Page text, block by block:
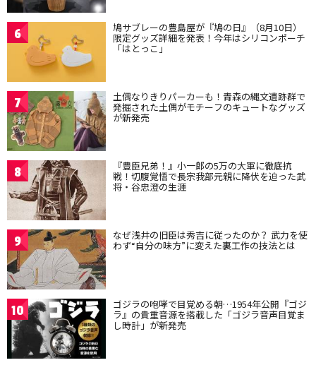
6 鳩サブレーの豊島屋が『鳩の日』（8月10日）
限定グッズ詳細を発表！今年はシリコンポーチ
「はとっこ」
7 土偶なりきりパーカーも！青森の縄文遺跡群で
発掘された土偶がモチーフのキュートなグッズ
が新発売
8 『豊臣兄弟！』小一郎の5万の大軍に徹底抗
戦！切腹覚悟で長宗我部元親に降伏を迫った武
将・谷忠澄の生涯
9 なぜ浅井の旧臣は秀吉に従ったのか？ 武力を使
わず“自分の味方”に変えた裏工作の技法とは
10 ゴジラの咆哮で目覚める朝…1954年公開『ゴジ
ラ』の貴重音源を搭載した「ゴジラ音声目覚ま
し時計」が新発売